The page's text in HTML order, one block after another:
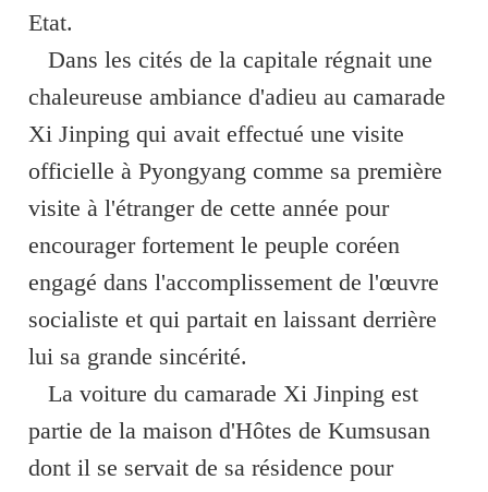
Etat.
Dans les cités de la capitale régnait une
chaleureuse ambiance d'adieu au camarade
Xi Jinping qui avait effectué une visite
officielle à Pyongyang comme sa première
visite à l'étranger de cette année pour
encourager fortement le peuple coréen
engagé dans l'accomplissement de l'œuvre
socialiste et qui partait en laissant derrière
lui sa grande sincérité.
La voiture du camarade Xi Jinping est
partie de la maison d'Hôtes de Kumsusan
dont il se servait de sa résidence pour